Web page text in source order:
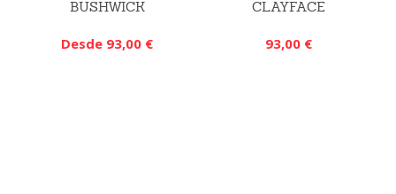
BUSHWICK
Desde 93,00 €
CLAYFACE
93,00 €